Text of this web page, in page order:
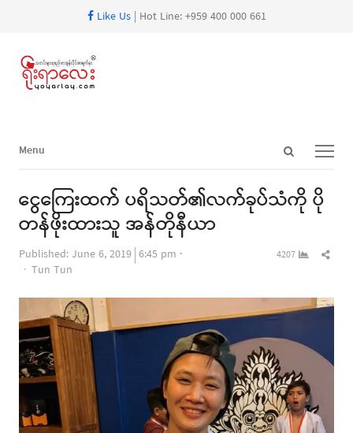
Like Us| Hot Line: +959 400 000 661
Open
panel
Menu
Menu
ငွေကြေးထက် ပရိသတ်၏လက်ခုပ်သံကို ပို
တန်ဖိုးထားသူ အန်တိုနီယာ
Published:June 6, 2019 6:45 pm
Author
Tun Tun
4207